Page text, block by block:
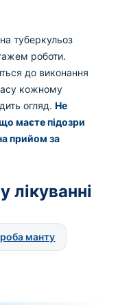
туберкульоз
роботи.
до виконання
кожному
огляд.Не
маєте підозри
прийом за
лікуванні
манту